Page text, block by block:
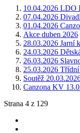
10.04.2026 LDO
07.04.2026
01.04.2026
Akce duben 2026
28.03.2026 Jarní
24.03.2026
26.03.2026
25.03.2026
Soutěž
Canzona KV
Strana 4 z 129